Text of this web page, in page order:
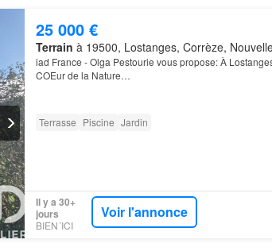
25 000 €
Terrain à 19500, Lostanges, Corrèze,
iad France - Olga Pestourie vous propose: À
COEur de la Nature…
Terrasse Piscine Jardin
Il y a 30+
jours
BIEN´ICI
Voir l'annonce